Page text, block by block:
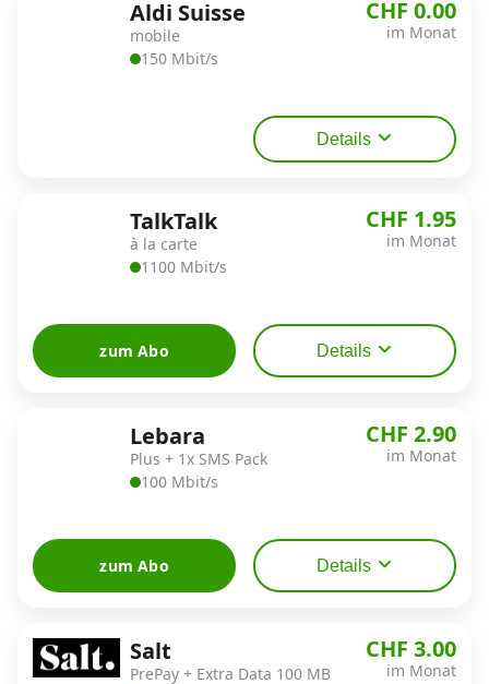
Aldi Suisse
mobile
150 Mbit/s
CHF 0.00
im Monat
Details
TalkTalk
à la carte
1100 Mbit/s
CHF 1.95
im Monat
zum Abo Details
Lebara
Plus + 1x SMS Pack
100 Mbit/s
CHF 2.90
im Monat
zum Abo Details
Salt
PrePay + Extra Data 100 MB
CHF 3.00
im Monat